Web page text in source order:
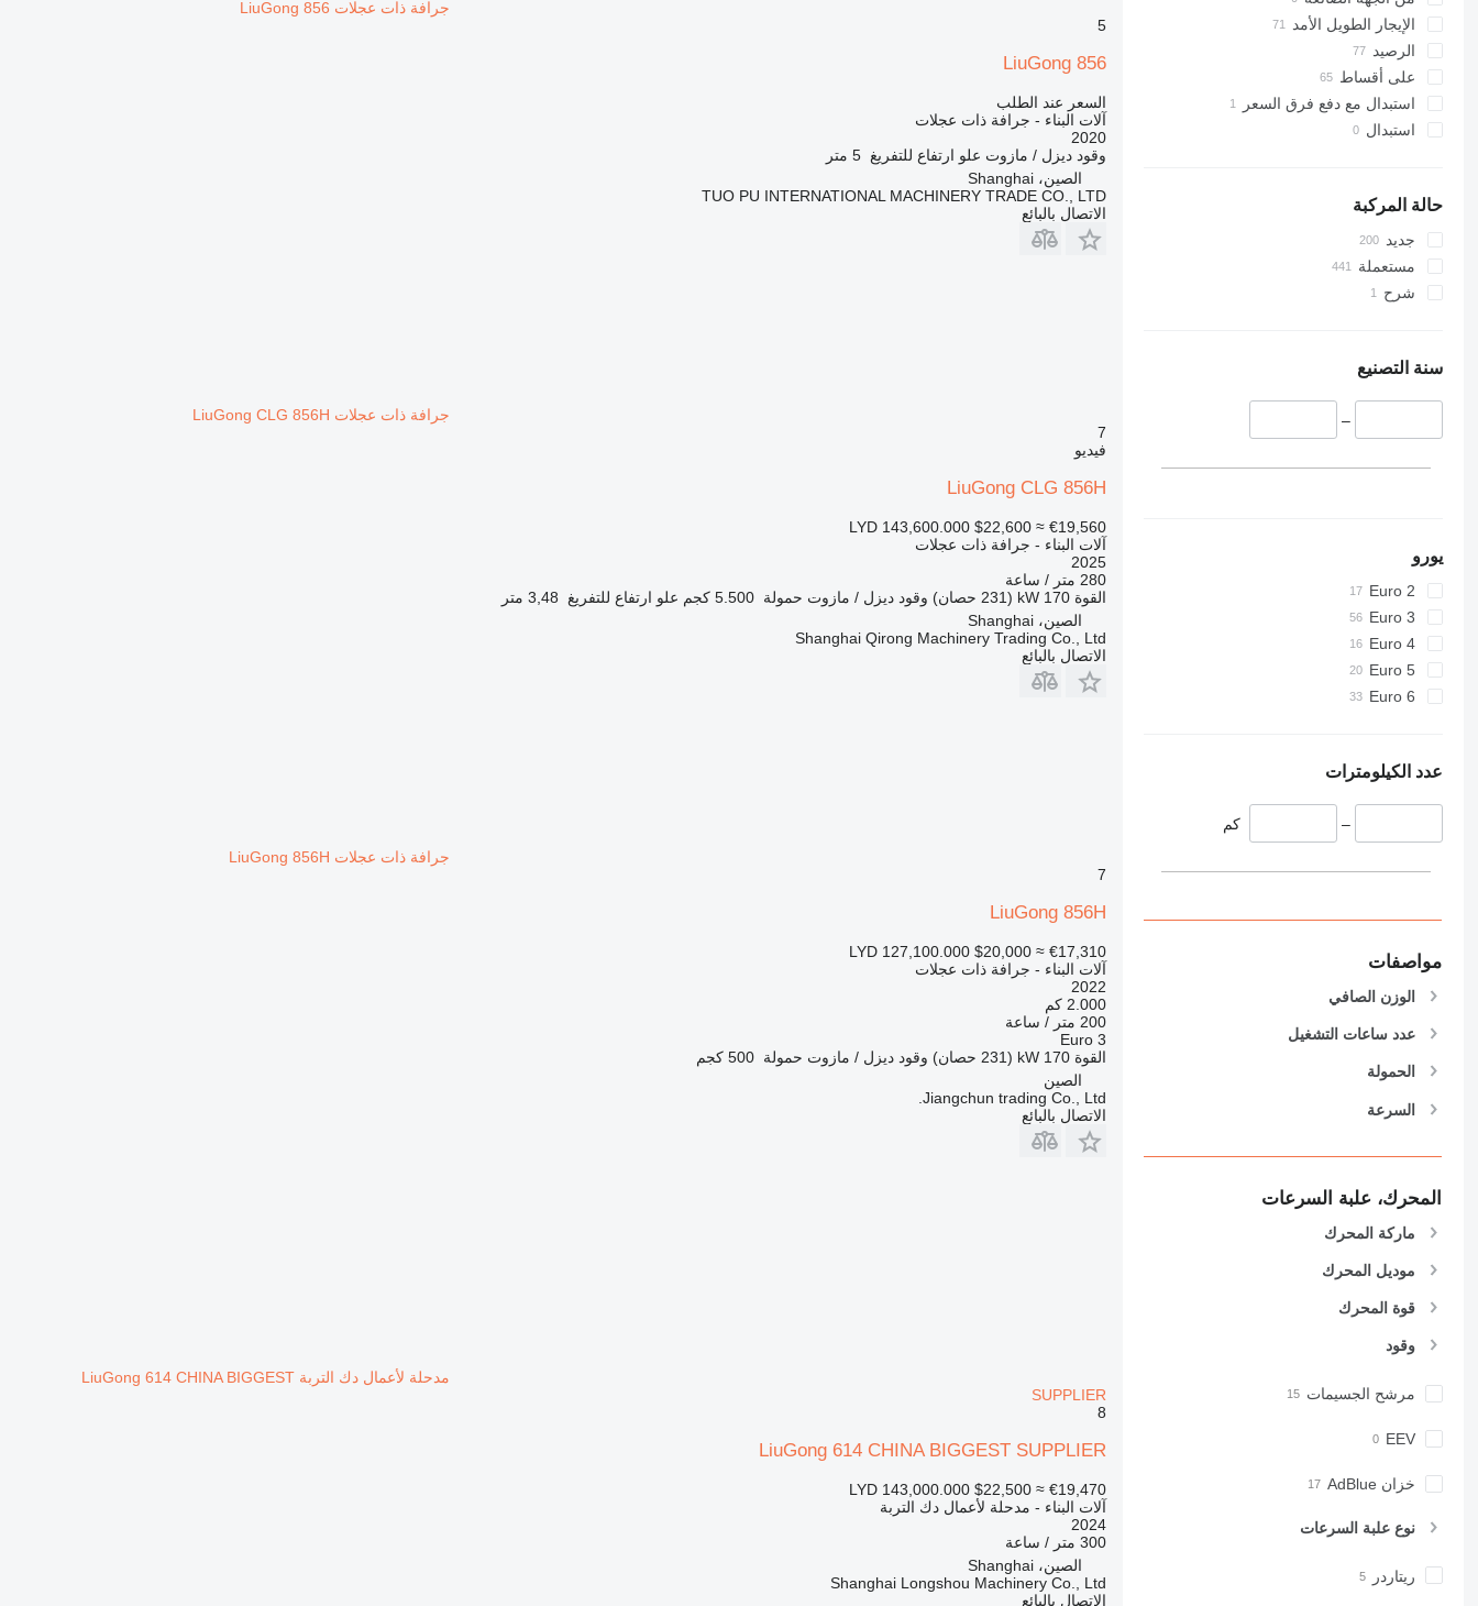
326
329
330
336
340
350
365
374
390
420
424
589
826
906
907
908
918
928
930
950
955
962
966
972
982
990
992
AP
C-series
CB
D series
GC
M-series
NR
NXT
S-Series
TM
VMT
Vibromax
الإيجار الطويل الأمد
الرصيد
على أقساط
استبدال مع دفع فرق السعر
استبدال
حالة المركبة
جديد
مستعملة
شرح
سنة التصنيع
–
يورو
Euro 2
Euro 3
Euro 4
Euro 5
Euro 6
عدد الكيلومترات
– كم
مواصفات
الوزن الصافي
عدد ساعات التشغيل
الحمولة
السرعة
المحرك، علبة السرعات
ماركة المحرك
موديل المحرك
قوة المحرك
وقود
مرشح الجسيمات
EEV
خزان AdBlue
نوع علبة السرعات
ريتاردر
جرافة ذات عجلات LiuGong 856
5
LiuGong 856
السعر عند الطلب
آلات البناء - جرافة ذات عجلات
2020
وقود ديزل / مازوت علو ارتفاع للتفريغ 5 متر
الصين، Shanghai
TUO PU INTERNATIONAL MACHINERY TRADE CO., LTD
الاتصال بالبائع
جرافة ذات عجلات LiuGong CLG 856H
7
فيديو
LiuGong CLG 856H
LYD 143,600.000 $22,600 ≈ €19,560
آلات البناء - جرافة ذات عجلات
2025
280 متر / ساعة
القوة 170 kW (231 حصان) وقود ديزل / مازوت حمولة 5.500 كجم علو ارتفاع للتفريغ
3,48 متر
الصين، Shanghai
Shanghai Qirong Machinery Trading Co., Ltd
الاتصال بالبائع
جرافة ذات عجلات LiuGong 856H
7
LiuGong 856H
LYD 127,100.000 $20,000 ≈ €17,310
آلات البناء - جرافة ذات عجلات
2022
2.000 كم
200 متر / ساعة
Euro 3
القوة 170 kW (231 حصان) وقود ديزل / مازوت حمولة 500 كجم
الصين
Jiangchun trading Co., Ltd.
الاتصال بالبائع
مدحلة لأعمال دك التربة LiuGong 614 CHINA BIGGEST
SUPPLIER
8
LiuGong 614 CHINA BIGGEST SUPPLIER
LYD 143,000.000 $22,500 ≈ €19,470
آلات البناء - مدحلة لأعمال دك التربة
2024
300 متر / ساعة
الصين، Shanghai
Shanghai Longshou Machinery Co., Ltd
الاتصال بالبائع